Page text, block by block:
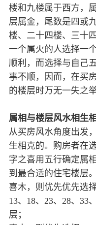
楼和九楼属于西方，
层属金，尾数是四或
楼、二十四楼、三十
一个属火的人选择一
顺利，而选择与自己
事不顺，因而，在买
的楼层时万无一失之举
属相与楼层风水相生
从买房风水角度出发
生相克的。购房者在
字之喜用五行确定属
到最合适的住宅楼层。
喜木，则优先优先选
13、18、23、28、33
层；